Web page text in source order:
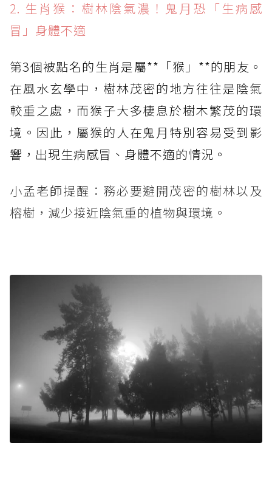
2. 生肖猴：樹林陰氣濃！鬼月恐「生病感
冒」身體不適
第3個被點名的生肖是屬**「猴」**的朋友。
在風水玄學中，樹林茂密的地方往往是陰氣
較重之處，而猴子大多棲息於樹木繁茂的環
境。因此，屬猴的人在鬼月特別容易受到影
響，出現生病感冒、身體不適的情況。
小孟老師提醒：務必要避開茂密的樹林以及
榕樹，減少接近陰氣重的植物與環境。